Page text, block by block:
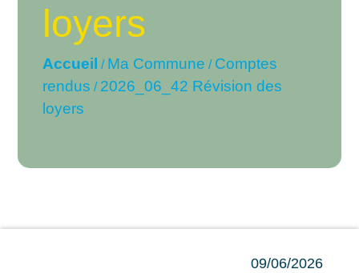
loyers
Accueil / Ma Commune / Comptes
rendus / 2026_06_42 Révision des
loyers
09/06/2026